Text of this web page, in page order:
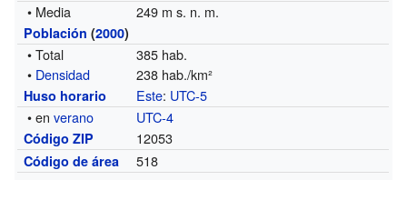
• Media 249 m s. n. m.
Población (2000)
• Total
385 hab.
• Densidad 238 hab./km²
Huso horario Este: UTC-5
• enverano UTC-4
Código ZIP 12053
Código de área 518